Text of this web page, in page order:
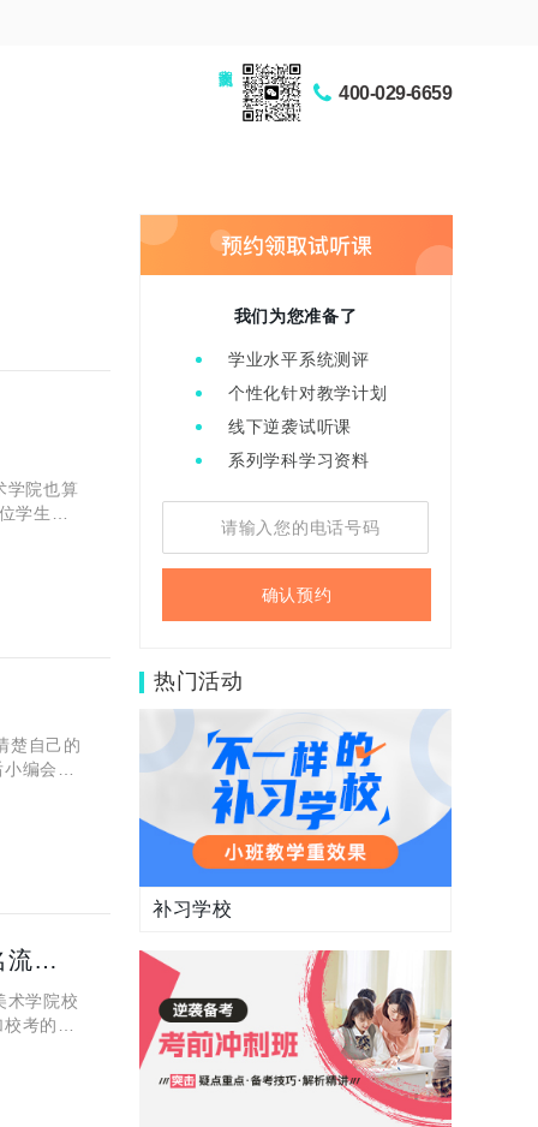
400-029-6659
院也算
学生了
自己的
编会在
2021年西安美术学院校考什么时候报名？考试时间、报名流程看这里！
学院校
考的学
我们为您准备了
学业水平系统测评
个性化针对教学计划
线下逆袭试听课
系列学科学习资料
确认预约
热门活动
补习学校